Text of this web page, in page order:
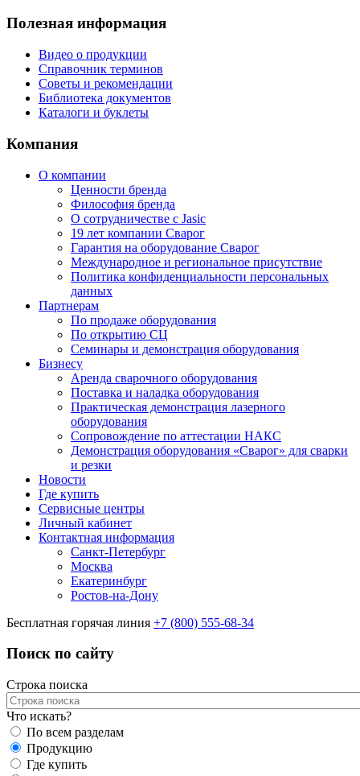
Полезная информация
Видео о продукции
Справочник терминов
Советы и рекомендации
Библиотека документов
Каталоги и буклеты
Компания
О компании
Ценности бренда
Философия бренда
О сотрудничестве с Jasic
19 лет компании Сварог
Гарантия на оборудование Сварог
Международное и региональное присутствие
Политика конфиденциальности персональных
данных
Партнерам
По продаже оборудования
По открытию СЦ
Семинары и демонстрация оборудования
Бизнесу
Аренда сварочного оборудования
Поставка и наладка оборудования
Практическая демонстрация лазерного
оборудования
Сопровождение по аттестации НАКС
Демонстрация оборудования «Сварог» для сварки
и резки
Новости
Где купить
Сервисные центры
Личный кабинет
Контактная информация
Санкт-Петербург
Москва
Екатеринбург
Ростов-на-Дону
Бесплатная горячая линия +7 (800) 555-68-34
Поиск по сайту
Строка поиска
Что искать?
По всем разделам
Продукцию
Где купить